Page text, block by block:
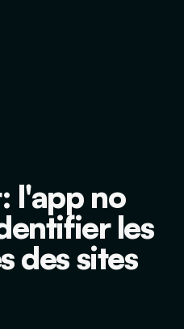
l'app no
les
des sites